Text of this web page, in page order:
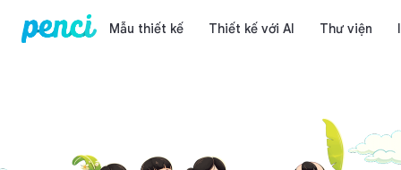
Mẫu thiết kế Thiết kế với AI Thư viện